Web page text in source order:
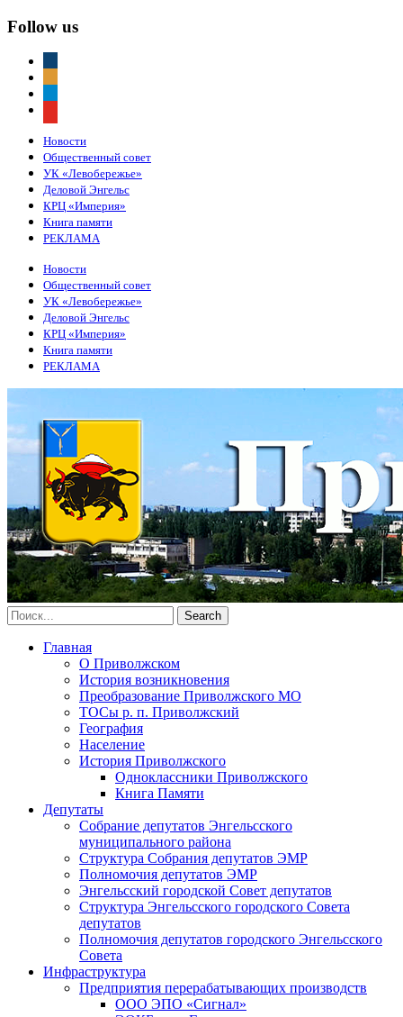
Follow us
Новости
Общественный совет
УК «Левобережье»
Деловой Энгельс
КРЦ «Империя»
Книга памяти
РЕКЛАМА
Новости
Общественный совет
УК «Левобережье»
Деловой Энгельс
КРЦ «Империя»
Книга памяти
РЕКЛАМА
Главная
О Приволжском
История возникновения
Преобразование Приволжского МО
ТОСы р. п. Приволжский
География
Население
История Приволжского
Одноклассники Приволжского
Книга Памяти
Депутаты
Собрание депутатов Энгельсского
муниципального района
Структура Собрания депутатов ЭМР
Полномочия депутатов ЭМР
Энгельсский городской Совет депутатов
Структура Энгельсского городского Совета
депутатов
Полномочия депутатов городского Энгельсского
Совета
Инфраструктура
Предприятия перерабатывающих производств
ООО ЭПО «Сигнал»